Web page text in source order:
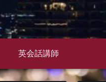
英会話講師